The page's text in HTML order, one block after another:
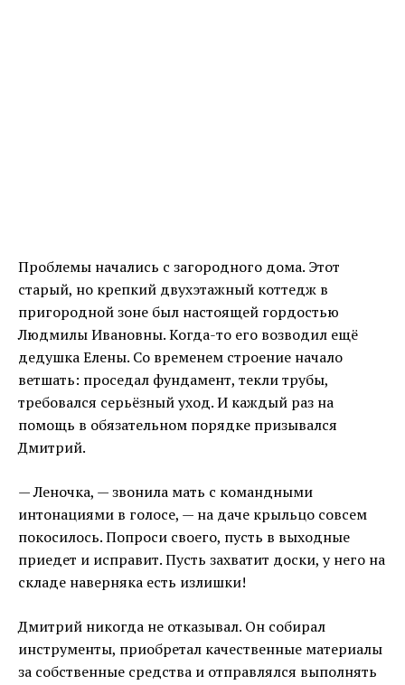
Проблемы начались с загородного дома. Этот
старый, но крепкий двухэтажный коттедж в
пригородной зоне был настоящей гордостью
Людмилы Ивановны. Когда-то его возводил ещё
дедушка Елены. Со временем строение начало
ветшать: проседал фундамент, текли трубы,
требовался серьёзный уход. И каждый раз на
помощь в обязательном порядке призывался
Дмитрий.
— Леночка, — звонила мать с командными
интонациями в голосе, — на даче крыльцо совсем
покосилось. Попроси своего, пусть в выходные
приедет и исправит. Пусть захватит доски, у него на
складе наверняка есть излишки!
Дмитрий никогда не отказывал. Он собирал
инструменты, приобретал качественные материалы
за собственные средства и отправлялся выполнять